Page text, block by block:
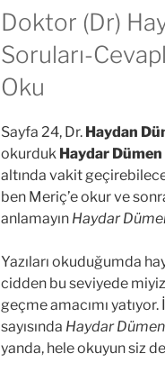
Doktor (Dr)
Soruları-
Oku
Sayfa 24, Dr. Haydan
okurduk Haydar Dümen
altında vakit
ben Meriç’e okur ve
anlamayın Haydar
Yazıları okuduğumda
cidden bu seviyede
geçme amacımı
sayısında Haydar Dümen
yanda, hele okuyun siz